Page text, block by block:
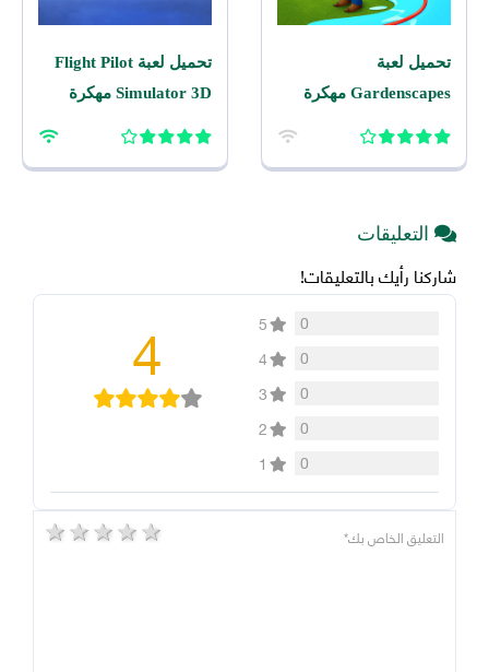
تحميل لعبة
Gardenscapes مهكرة
تحميل لعبة Flight Pilot
Simulator 3D مهكرة
التعليقات
شاركنا رأيك بالتعليقات!
0
5
0
4
0
3
0
2
0
1
4
5 stars 4 stars 3 stars 2 stars 1 star